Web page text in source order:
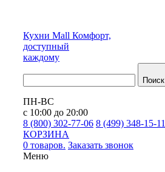
Кухни Mall Комфорт,
доступный
каждому
Поиск
ПН-ВС
с 10:00 до 20:00
8 (800) 302-77-06 8 (499) 348-15-11
КОРЗИНА
0 товаров. Заказать звонок
Меню